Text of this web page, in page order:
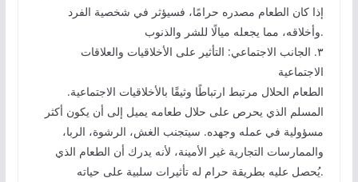
إذا كان الطعام مصدره حرامًا، فسيؤثر في شخصية الفرد
وأخلاقه، مما يجعله ميالًا للشر والذنوب.
٣. الجانب الاجتماعي: التأثير على الأخلاقيات والعلاقات
الاجتماعية
الطعام الحلال مرتبط ارتباطًا وثيقًا بالأخلاقيات الاجتماعية.
المسلم الذي يحرص على حلال طعامه يميل إلى أن يكون أكثر
مسؤولية في عمله وجهده. سيتجنب الغش، الرشوة، الربا،
والممارسات التجارية غير الأمينة، لأنه يدرك أن الطعام الذي
يُحصل عليه بطريقة حرام له تأثيرات سلبية على حياته.